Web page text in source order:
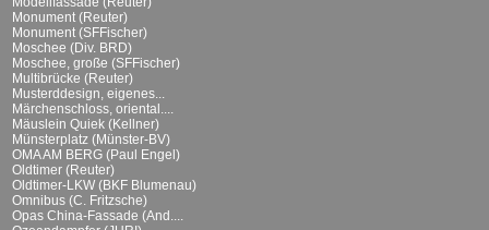
Monument (Reuter)
Monument (SFFischer)
Moschee (Div. BRD)
Moschee, große (SFFischer)
Multibrücke (Reuter)
Musterddesign, eigenes...
Märchenschloss, oriental....
Mäuslein Quiek (Kellner)
Münsterplatz (Münster-BV)
OMA AM BERG (Paul Engel)
Oldtimer (Reuter)
Oldtimer-LKW (BKF Blumenau)
Omnibus (C. Fritzsche)
Opas China-Fassade (And....